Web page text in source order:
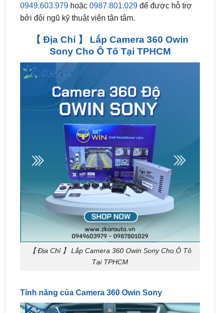
【 Địa Chỉ 】 Lắp Camera 360 Owin
【 Địa Chỉ 】 Lắp Camera 360 Owin Sony Cho Ô Tô
Tại TPHCM
Tính năng của Camera 360 Owin Sony